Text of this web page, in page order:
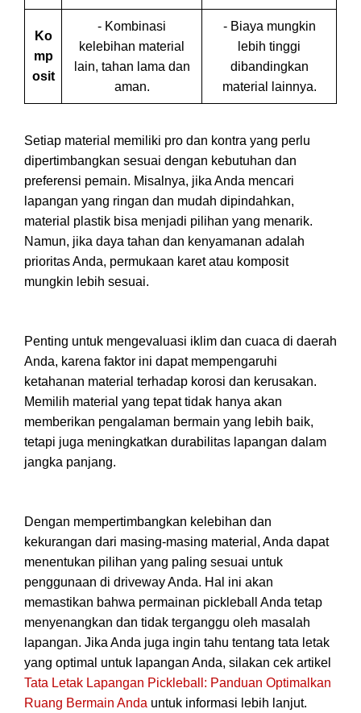
Ko
mp
osit
- Kombinasi
kelebihan material
lain, tahan lama dan
aman.
- Biaya mungkin
lebih tinggi
dibandingkan
material lainnya.
Setiap material memiliki pro dan kontra yang perlu
dipertimbangkan sesuai dengan kebutuhan dan
preferensi pemain. Misalnya, jika Anda mencari
lapangan yang ringan dan mudah dipindahkan,
material plastik bisa menjadi pilihan yang menarik.
Namun, jika daya tahan dan kenyamanan adalah
prioritas Anda, permukaan karet atau komposit
mungkin lebih sesuai.
Penting untuk mengevaluasi iklim dan cuaca di daerah
Anda, karena faktor ini dapat mempengaruhi
ketahanan material terhadap korosi dan kerusakan.
Memilih material yang tepat tidak hanya akan
memberikan pengalaman bermain yang lebih baik,
tetapi juga meningkatkan durabilitas lapangan dalam
jangka panjang.
Dengan mempertimbangkan kelebihan dan
kekurangan dari masing-masing material, Anda dapat
menentukan pilihan yang paling sesuai untuk
penggunaan di driveway Anda. Hal ini akan
memastikan bahwa permainan pickleball Anda tetap
menyenangkan dan tidak terganggu oleh masalah
lapangan. Jika Anda juga ingin tahu tentang tata letak
yang optimal untuk lapangan Anda, silakan cek artikel
Tata Letak Lapangan Pickleball: Panduan Optimalkan
Ruang Bermain Anda untuk informasi lebih lanjut.